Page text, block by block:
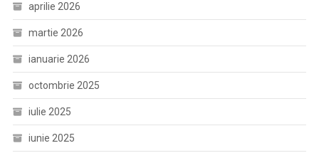
aprilie 2026
martie 2026
ianuarie 2026
octombrie 2025
iulie 2025
iunie 2025